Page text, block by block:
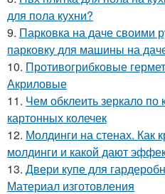
для пола кухни?
9. Парковка на даче своими
парковку для машины на
10. Противогрибковые
Акриловые
11. Чем обклеить зеркало
картонных колечек
12. Молдинги на стенах. Как
молдинги и какой дают
13. Двери купе для
Материал изготовления